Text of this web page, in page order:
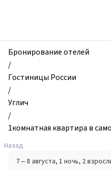
и
квартиры,
1комнатная
квартира
в
самом
центре
города,
Углич,
Россия
Бронирование отелей
/
Гостиницы России
/
Углич
/
1комнатная квартира в
Назад
7 – 8 августа, 1 ночь, 2